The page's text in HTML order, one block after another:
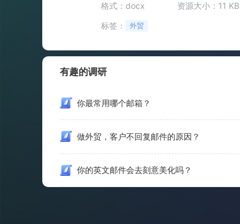
格式：docx
资源大小：11 KB
标签： 外贸
有趣的调研
你最常用哪个邮箱？
做外贸，客户不回复邮件的原因？
你的英文邮件会去刻意美化吗？